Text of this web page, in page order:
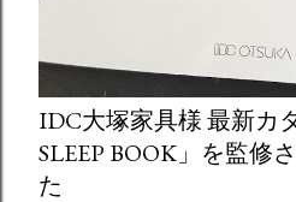
IDC大塚家具様 最新カ
SLEEP BOOK」を監修
た